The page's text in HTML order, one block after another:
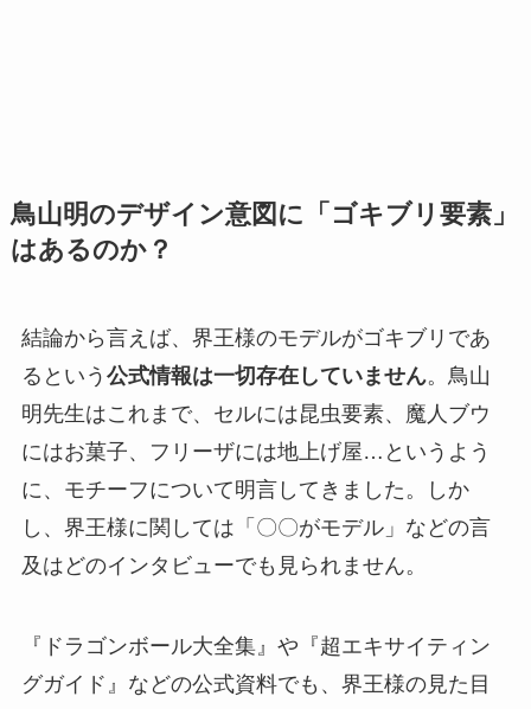
鳥山明のデザイン意図に「ゴキブリ要素」
はあるのか？
結論から言えば、界王様のモデルがゴキブリであ
るという 公式情報は一切存在していません。鳥山
明先生はこれまで、セルには昆虫要素、魔人ブウ
にはお菓子、フリーザには地上げ屋…というよう
に、モチーフについて明言してきました。しか
し、界王様に関しては「〇〇がモデル」などの言
及はどのインタビューでも見られません。
『ドラゴンボール大全集』や『超エキサイティン
グガイド』などの公式資料でも、界王様の見た目